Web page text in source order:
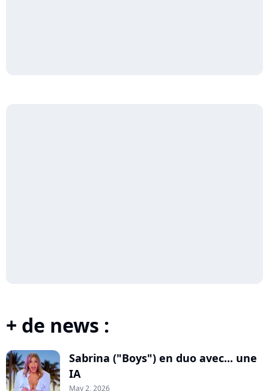
+ de news :
Sabrina ("Boys") en duo avec... une
IA
May 2, 2026